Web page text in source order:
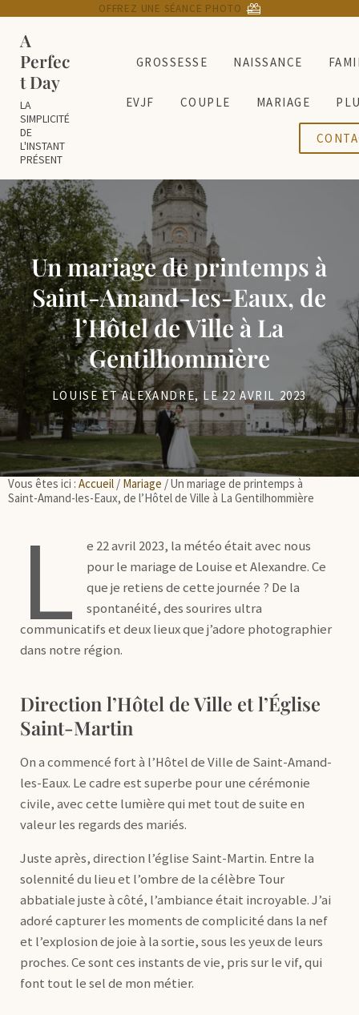
Passer au contenu principal
Skip to header right navigation
Skip to site footerOFFREZ UNE SÉANCE PHOTO →
A
Perfec
t Day
LA
SIMPLICITÉ
DE
L'INSTANT
PRÉSENT
GROSSESSE NAISSANCE
EVJF COUPLE MARIAGE
Un mariage de printemps à
Saint-Amand-les-Eaux, de
l’Hôtel de Ville à La
Gentilhommière
LOUISE ET ALEXANDRE, LE 22 AVRIL 2023
Vous êtes ici : Accueil / Mariage /Un mariage de printemps à
Saint-Amand-les-Eaux, de l’Hôtel de Ville à La Gentilhommière
L
e 22 avril 2023, la météo était avec nous
pour le mariage de Louise et Alexandre. Ce
que je retiens de cette journée ? De la
spontanéité, des sourires ultra
communicatifs et deux lieux que j’adore photographier
dans notre région.
Direction l’Hôtel de Ville et l’Église
Saint-Martin
On a commencé fort à l’Hôtel de Ville de Saint-Amand-
les-Eaux. Le cadre est superbe pour une cérémonie
civile, avec cette lumière qui met tout de suite en
valeur les regards des mariés.
Juste après, direction l’église Saint-Martin. Entre la
solennité du lieu et l’ombre de la célèbre Tour
abbatiale juste à côté, l’ambiance était incroyable. J’ai
adoré capturer les moments de complicité dans la nef
et l’explosion de joie à la sortie, sous les yeux de leurs
proches. Ce sont ces instants de vie, pris sur le vif, qui
font tout le sel de mon métier.